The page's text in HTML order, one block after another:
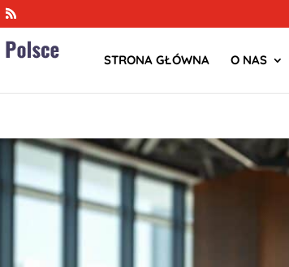
STRONA GŁÓWNA O NAS